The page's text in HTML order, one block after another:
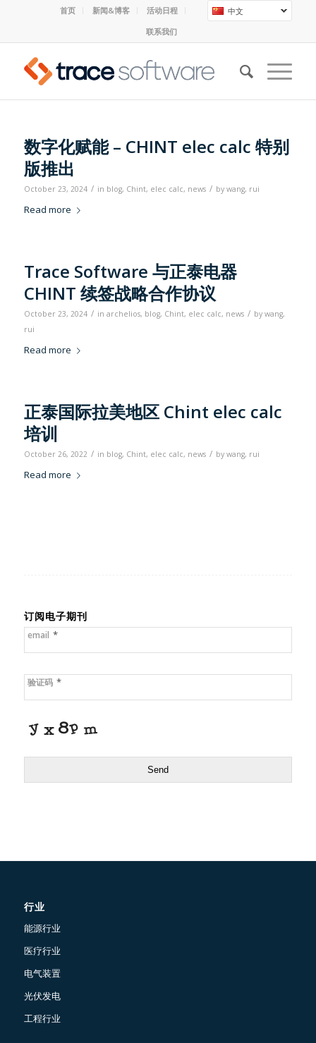
中文
首页 新闻&博客
活动日程
联系我们
数字化赋能 – CHINT elec calc 特别
版推出
October 23, 2024 / in blog, Chint, elec calc, news / by wang, rui
Read more
Trace Software 与正泰电器
CHINT 续签战略合作协议
October 23, 2024 / in archelios, blog, Chint, elec calc, news / by wang,
rui
Read more
正泰国际拉美地区 Chint elec calc
培训
October 26, 2022 / in blog, Chint, elec calc, news / by wang, rui
Read more
订阅电子期刊
email *
验证码 *
Send
行业
能源行业
医疗行业
电气装置
光伏发电
工程行业